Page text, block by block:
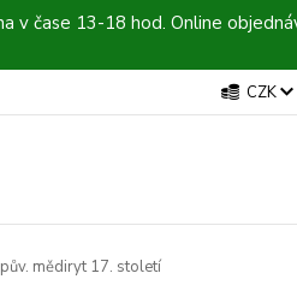
čase 13-18 hod. Online
CZK
mědiryt 17. století